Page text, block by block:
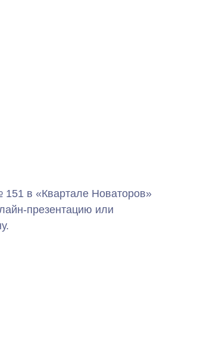
в «Квартале Новаторов»
презентацию или